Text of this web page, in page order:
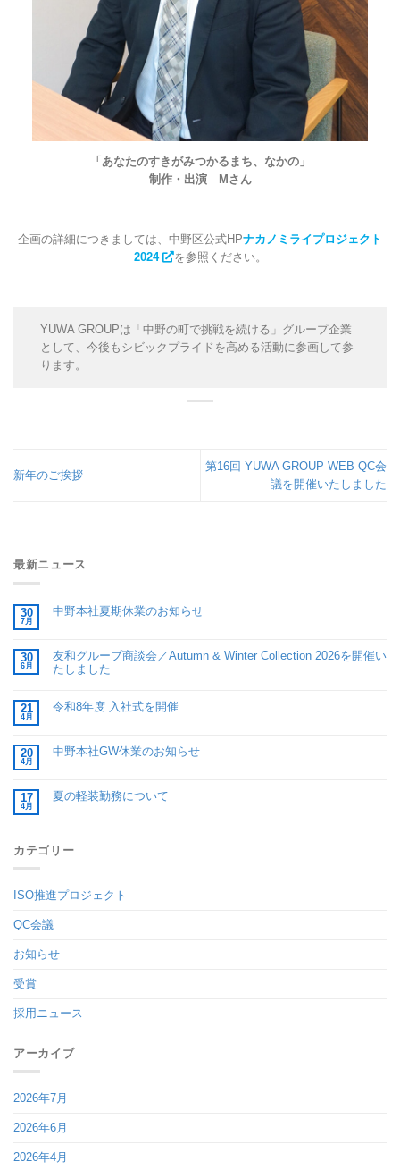
「あなたのすきがみつかるまち、なかの」
制作・出演 Mさん
企画の詳細につきましては、中野区公式HPナカノミライプロジェクト
2024
を参照ください。
YUWA GROUPは「中野の町で挑戦を続ける」グループ企業
として、今後もシビックプライドを高める活動に参画して参
ります。
新年のご挨拶
第16回 YUWA GROUP WEB QC会
議を開催いたしました
最新ニュース
30
7月
中野本社夏期休業のお知らせ
30
6月
友和グループ商談会／Autumn & Winter Collection 2026を開催い
たしました
21
4月
令和8年度 入社式を開催
20
4月
中野本社GW休業のお知らせ
17
4月
夏の軽装勤務について
カテゴリー
ISO推進プロジェクト
QC会議
お知らせ
受賞
採用ニュース
アーカイブ
2026年7月
2026年6月
2026年4月